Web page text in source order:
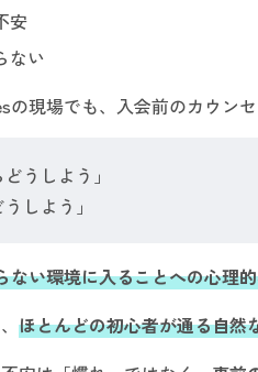
安
ない
の現場でも、入会前のカウン
うしよう」
しよう」
ない環境に入ることへの心理
ほとんどの初心者が通る自然